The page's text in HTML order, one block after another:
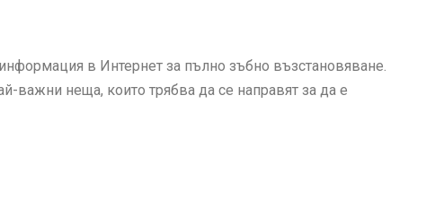
в Интернет за пълно зъбно възстановяване.
важни неща, които трябва да се направят за да е